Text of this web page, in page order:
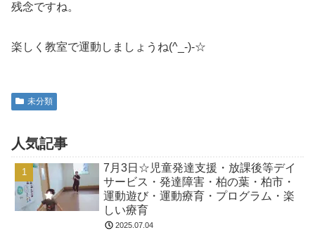
残念ですね。
楽しく教室で運動しましょうね(^_-)-☆
未分類
人気記事
7月3日☆児童発達支援・放課後等デイ
サービス・発達障害・柏の葉・柏市・
運動遊び・運動療育・プログラム・楽
しい療育
2025.07.04